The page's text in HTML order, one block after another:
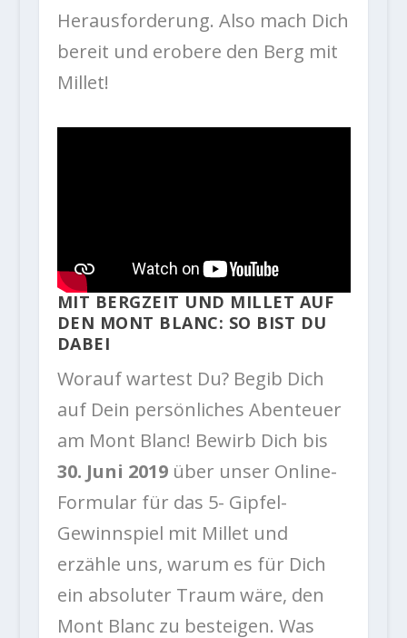
Herausforderung. Also mach Dich
bereit und erobere den Berg mit
Millet!
MIT BERGZEIT UND MILLET AUF
DEN MONT BLANC: SO BIST DU
DABEI
Worauf wartest Du? Begib Dich
auf Dein persönliches Abenteuer
am Mont Blanc! Bewirb Dich bis
30. Juni 2019 über unser Online-
Formular für das 5- Gipfel-
Gewinnspiel mit Millet und
erzähle uns, warum es für Dich
ein absoluter Traum wäre, den
Mont Blanc zu besteigen. Was